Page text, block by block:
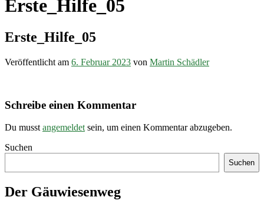
Erste_Hilfe_05
Erste_Hilfe_05
Veröffentlicht am 6. Februar 2023 von Martin Schädler
Schreibe einen Kommentar
Du musst angemeldet sein, um einen Kommentar abzugeben.
Suchen
Suchen
Der Gäuwiesenweg